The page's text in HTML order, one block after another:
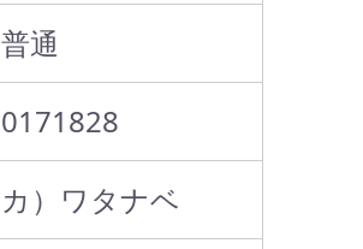
普通
0171828
カ）ワタナベ